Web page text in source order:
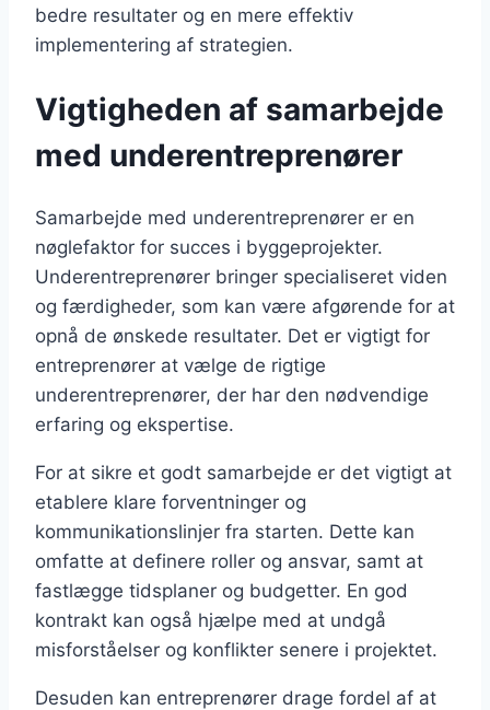
bedre resultater og en mere effektiv
implementering af strategien.
Vigtigheden af samarbejde
med underentreprenører
Samarbejde med underentreprenører er en
nøglefaktor for succes i byggeprojekter.
Underentreprenører bringer specialiseret viden
og færdigheder, som kan være afgørende for at
opnå de ønskede resultater. Det er vigtigt for
entreprenører at vælge de rigtige
underentreprenører, der har den nødvendige
erfaring og ekspertise.
For at sikre et godt samarbejde er det vigtigt at
etablere klare forventninger og
kommunikationslinjer fra starten. Dette kan
omfatte at definere roller og ansvar, samt at
fastlægge tidsplaner og budgetter. En god
kontrakt kan også hjælpe med at undgå
misforståelser og konflikter senere i projektet.
Desuden kan entreprenører drage fordel af at